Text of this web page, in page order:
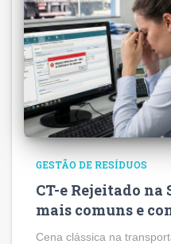
GESTÃO DE RESÍDUOS
CT-e Rejeitado na
mais comuns e
Cena clássica na